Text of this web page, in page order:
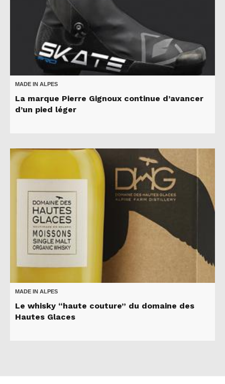
MADE IN ALPES
La marque Pierre Gignoux continue d’avancer
d’un pied léger
MADE IN ALPES
Le whisky “haute couture” du domaine des
Hautes Glaces